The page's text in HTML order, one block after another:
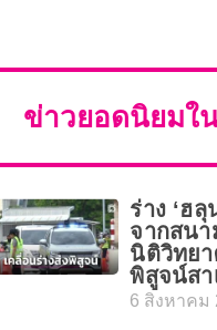
ข่าวยอดนิยมใ
ร่าง ‘ฮ
จากสน
นิติวิทยา
พิสูจน์สา
6 สิงหาคม